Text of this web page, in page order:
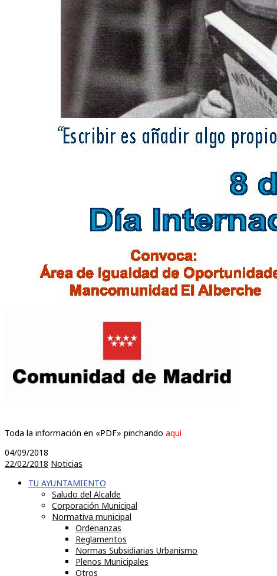
Toda la información en «PDF» pinchando aquí
04/09/2018
22/02/2018 Noticias
TU AYUNTAMIENTO
Saludo del Alcalde
Corporación Municipal
Normativa municipal
Ordenanzas
Reglamentos
Normas Subsidiarias Urbanismo
Plenos Municipales
Otros